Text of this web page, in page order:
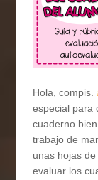
Hola, compis.
especial para
cuaderno
trabajo de
unas hojas
evaluar los